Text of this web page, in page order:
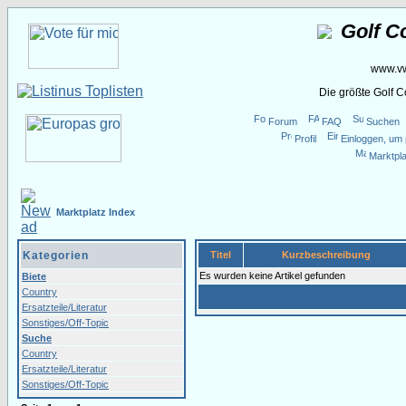
Golf
Die größte Golf
Forum FAQ
Suchen
Profil
Einloggen,
Marktplatz Index
Kategorien
Biete
Country
Ersatzteile/Literatur
Sonstiges/Off-Topic
Suche
Country
Ersatzteile/Literatur
Sonstiges/Off-Topic
Titel
Kurzbeschreibung
Es wurden keine Artikel gefunden